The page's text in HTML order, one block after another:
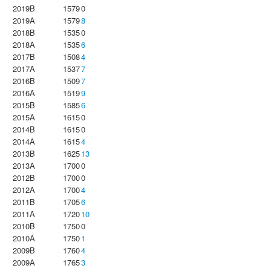
2019B
15790
2019A
15798
2018B
15350
2018A
15356
2017B
15084
2017A
15377
2016B
15097
2016A
15199
2015B
15856
2015A
16150
2014B
16150
2014A
16154
2013B
162513
2013A
17000
2012B
17000
2012A
17004
2011B
17056
2011A
172010
2010B
17500
2010A
17501
2009B
17604
2009A
17653